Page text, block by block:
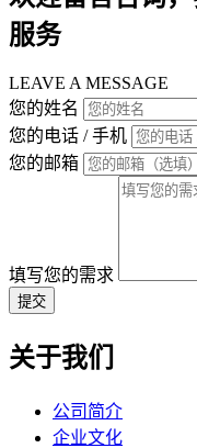
服务
LEAVE A MESSAGE
您的姓名
您的电话 / 手机
您的邮箱
填写您的需求
提交
关于我们
公司简介
企业文化